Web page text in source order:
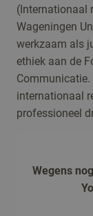
(Internationaal
Wageningen
werkzaam als
ethiek aan de
internationaal
professioneel
Wegens